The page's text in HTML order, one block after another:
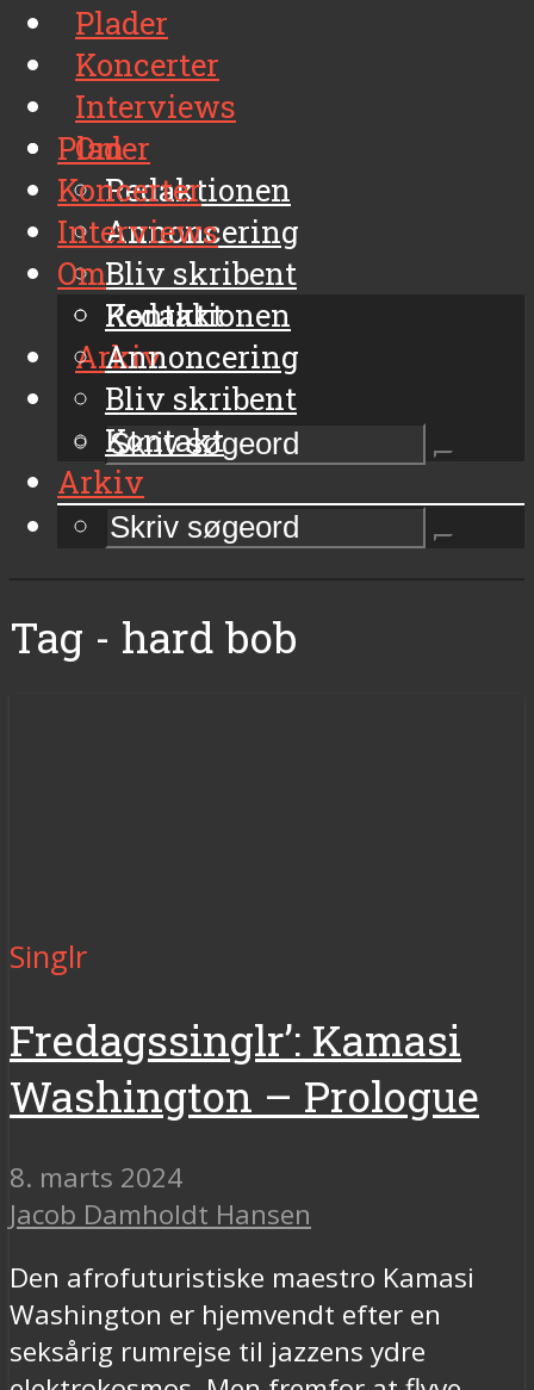
Plader
Koncerter
Interviews
Om
Redaktionen
Annoncering
Bliv skribent
Kontakt
Arkiv
Plader
Koncerter
Interviews
Om
Redaktionen
Annoncering
Bliv skribent
Kontakt
Arkiv
Tag - hard bob
Singlr
Fredagssinglr’: Kamasi
Washington – Prologue
8. marts 2024
Jacob Damholdt Hansen
Den afrofuturistiske maestro Kamasi
Washington er hjemvendt efter en
seksårig rumrejse til jazzens ydre